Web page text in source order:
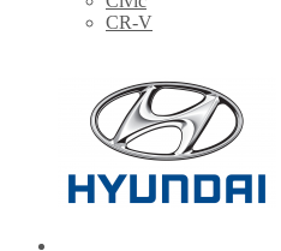
CR-V